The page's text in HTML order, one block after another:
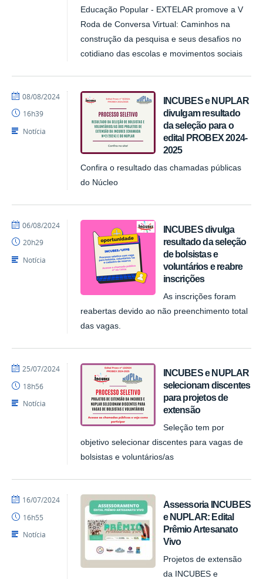
Educação Popular - EXTELAR promove a V
Roda de Conversa Virtual: Caminhos na
construção da pesquisa e seus desafios no
cotidiano das escolas e movimentos sociais
INCUBES e NUPLAR
divulgam resultado
da seleção para o
edital PROBEX 2024-
2025
Confira o resultado das chamadas públicas
do Núcleo
por
publicado
08/08/2024
16h39
Notícia
INCUBES divulga
resultado da seleção
de bolsistas e
voluntários e reabre
inscrições
As inscrições foram
reabertas devido ao não preenchimento total
das vagas.
por
publicado
06/08/2024
20h29
Notícia
INCUBES e NUPLAR
selecionam discentes
para projetos de
extensão
Seleção tem por
objetivo selecionar discentes para vagas de
bolsistas e voluntários/as
por
publicado
25/07/2024
18h56
Notícia
Assessoria INCUBES
e NUPLAR: Edital
Prêmio Artesanato
Vivo
Projetos de extensão
da INCUBES e
por
publicado
16/07/2024
16h55
Notícia